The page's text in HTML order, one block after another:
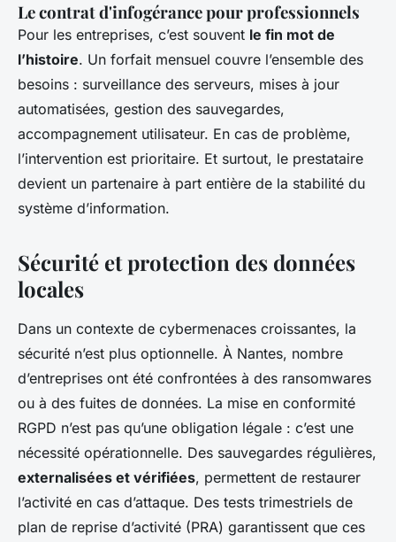
Le contrat d'infogérance pour professionnels
Pour les entreprises, c’est souvent le fin mot de
l’histoire. Un forfait mensuel couvre l’ensemble des
besoins : surveillance des serveurs, mises à jour
automatisées, gestion des sauvegardes,
accompagnement utilisateur. En cas de problème,
l’intervention est prioritaire. Et surtout, le prestataire
devient un partenaire à part entière de la stabilité du
système d’information.
Sécurité et protection des données
locales
Dans un contexte de cybermenaces croissantes, la
sécurité n’est plus optionnelle. À Nantes, nombre
d’entreprises ont été confrontées à des ransomwares
ou à des fuites de données. La mise en conformité
RGPD n’est pas qu’une obligation légale : c’est une
nécessité opérationnelle. Des sauvegardes régulières,
externalisées et vérifiées, permettent de restaurer
l’activité en cas d’attaque. Des tests trimestriels de
plan de reprise d’activité (PRA) garantissent que ces